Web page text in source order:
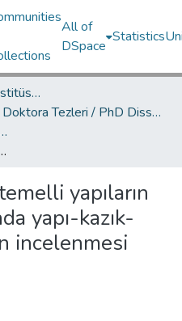
All of
DSpace
Statistics
Lisansüstü Eğitim Enstitüsü / Postgraduate Education Institute
Doktora Tezleri / PhD Dissertations
Civil Engineering PhD Program
zemin etkileşiminin incelenmesi
yapıların
yapı-kazık-
incelenmesi